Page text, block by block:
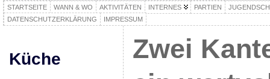
STARTSEITE WANN & WO AKTIVITÄTEN INTERNES PARTIEN
DATENSCHUTZERKLÄRUNG
IMPRESSUM
Küche
Zwei